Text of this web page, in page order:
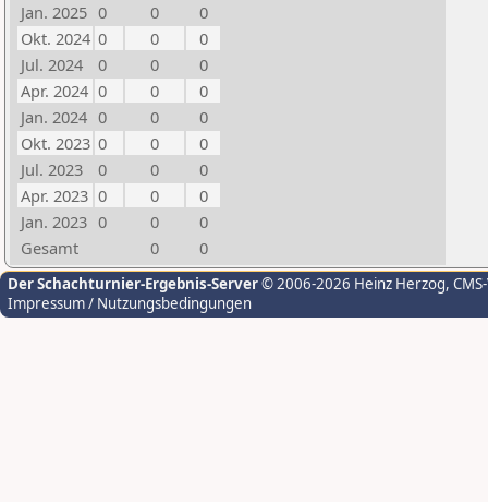
Jan. 2025 0 0
0
Okt. 2024 0 0
0
Jul. 2024
0 0
0
Apr. 2024 0 0
0
Jan. 2024 0 0
0
Okt. 2023 0 0
0
Jul. 2023
0 0
0
Apr. 2023 0 0
0
Jan. 2023 0 0
0
Gesamt
0 0
Der Schachturnier-Ergebnis-Server© 2006-2026 Heinz Herzog,
Impressum / Nutzungsbedingungen